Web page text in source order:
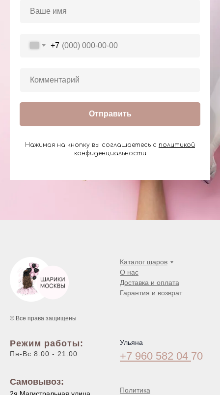
+7
Отправить
Нажимая на кнопку вы соглашаетесь с политикой
конфиденциальности
© Все права защищены
Каталог шаров
О нас
Доставка и оплата
Гарантия и возврат
Режим работы:
Пн-Вс 8:00 - 21:00
Самовывоз:
2я Магистральная улица
Ульяна
+7 960 582 04 70
Политика